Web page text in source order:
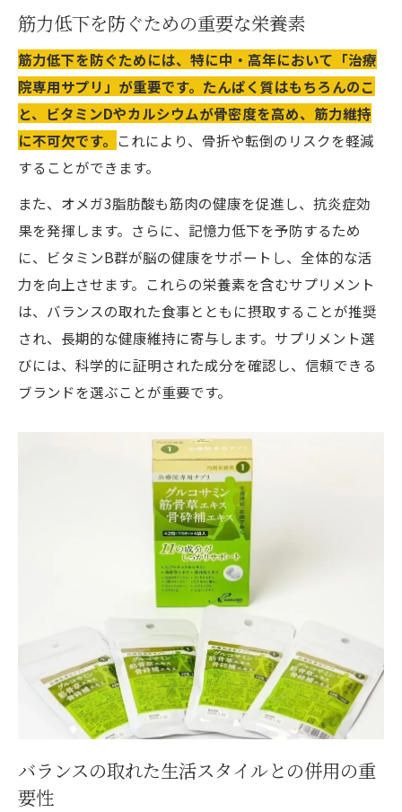
筋力低下を防ぐための重要な栄養素
筋力低下を防ぐためには、特に中・高年において「治療
院専用サプリ」が重要です。たんぱく質はもちろんのこ
と、ビタミンDやカルシウムが骨密度を高め、筋力維持
に不可欠です。 これにより、骨折や転倒のリスクを軽減
することができます。
また、オメガ3脂肪酸も筋肉の健康を促進し、抗炎症効
果を発揮します。さらに、記憶力低下を予防するため
に、ビタミンB群が脳の健康をサポートし、全体的な活
力を向上させます。これらの栄養素を含むサプリメント
は、バランスの取れた食事とともに摂取することが推奨
され、長期的な健康維持に寄与します。サプリメント選
びには、科学的に証明された成分を確認し、信頼できる
ブランドを選ぶことが重要です。
バランスの取れた生活スタイルとの併用の重
要性